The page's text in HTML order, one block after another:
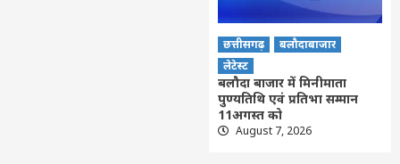
छत्तीसगढ़
बलौदाबाजार
लेटेस्ट
बलौदा बाजार में मिनीमाता
पुण्यतिथि एवं प्रतिभा सम्मान
11अगस्त को
August 7, 2026